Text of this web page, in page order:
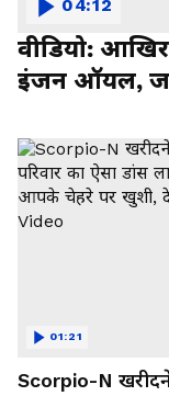
वीडियो:
इंजन ऑयल,
04:12
Scorpio-N
01:21